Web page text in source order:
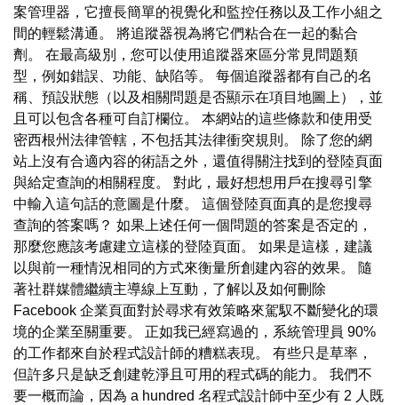
案管理器，它擅長簡單的視覺化和監控任務以及工作小組之
間的輕鬆溝通。 將追蹤器視為將它們粘合在一起的黏合
劑。 在最高級別，您可以使用追蹤器來區分常見問題類
型，例如錯誤、功能、缺陷等。 每個追蹤器都有自己的名
稱、預設狀態（以及相關問題是否顯示在項目地圖上），並
且可以包含各種可自訂欄位。 本網站的這些條款和使用受
密西根州法律管轄，不包括其法律衝突規則。 除了您的網
站上沒有合適內容的術語之外，還值得關注找到的登陸頁面
與給定查詢的相關程度。 對此，最好想想用戶在搜尋引擎
中輸入這句話的意圖是什麼。 這個登陸頁面真的是您搜尋
查詢的答案嗎？ 如果上述任何一個問題的答案是否定的，
那麼您應該考慮建立這樣的登陸頁面。 如果是這樣，建議
以與前一種情況相同的方式來衡量所創建內容的效果。 隨
著社群媒體繼續主導線上互動，了解以及如何刪除
Facebook 企業頁面對於尋求有效策略來駕馭不斷變化的環
境的企業至關重要。 正如我已經寫過的，系統管理員 90%
的工作都來自於程式設計師的糟糕表現。 有些只是草率，
但許多只是缺乏創建乾淨且可用的程式碼的能力。 我們不
要一概而論，因為 a hundred 名程式設計師中至少有 2 人既